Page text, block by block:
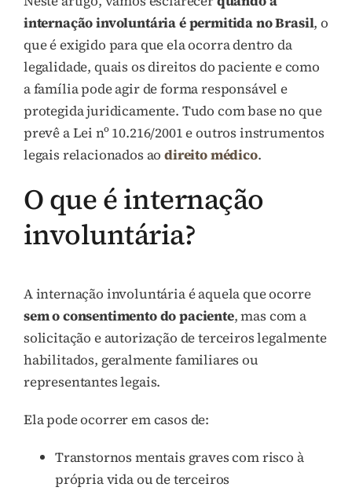
internação involuntária é permitida no Brasil, o
que é exigido para que ela ocorra dentro da
legalidade, quais os direitos do paciente e como
a família pode agir de forma responsável e
protegida juridicamente. Tudo com base no que
prevê a Lei nº 10.216/2001 e outros instrumentos
legais relacionados aodireito médico.
O que é internação
involuntária?
A internação involuntária é aquela que ocorre
sem o consentimento do paciente, mas com a
solicitação e autorização de terceiros legalmente
habilitados, geralmente familiares ou
representantes legais.
Ela pode ocorrer em casos de:
Transtornos mentais graves com risco à
própria vida ou de terceiros